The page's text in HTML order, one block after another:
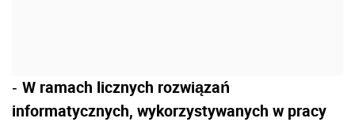
- W ramach licznych rozwiązań
informatycznych, wykorzystywanych w pracy